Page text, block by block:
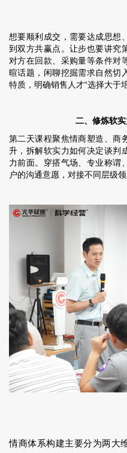
想要顺利成交，需要达成思想
到双方共赢点。让步也要讲究
对方在回款、采购量等条件对
暄话题，闲聊挖掘需求自然切
特质，明确销售人才“选择大于
二、修炼软
第二天课程聚焦情商塑造、商
升，拆解软实力如何决定谈判
力前面。穿搭气场、专业称谓
户的沟通意愿，对接不同层级
情商体系构建主要分为两大